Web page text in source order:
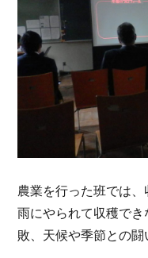
農業を行った班では
雨にやられて収穫で
敗、天候や季節との闘